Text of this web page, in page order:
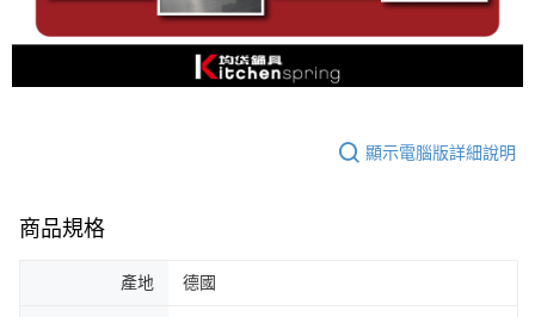
顯示電腦版詳細說明
商品規格
產地 德國